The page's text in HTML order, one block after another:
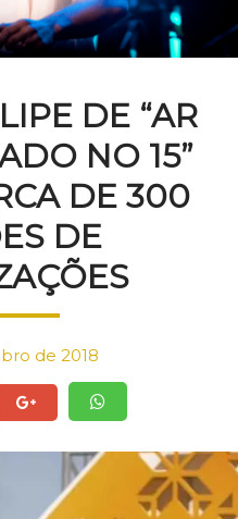
DE “AR
NO 15”
DE 300
DE
de 2018